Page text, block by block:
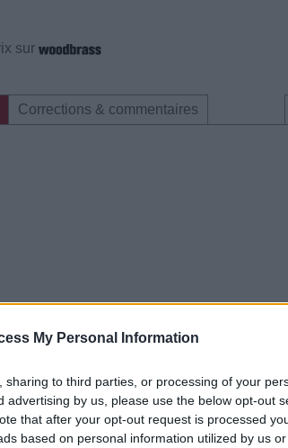
My Personal Information
sharing to third parties, or processing of your
advertising by us, please use the below opt-out
that after your opt-out request is processed
based on personal information utilized by us
sur
Corrections & commentaires